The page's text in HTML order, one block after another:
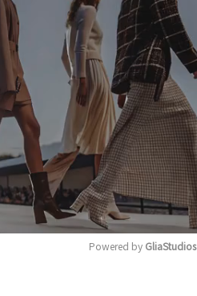
Powered by GliaStudios